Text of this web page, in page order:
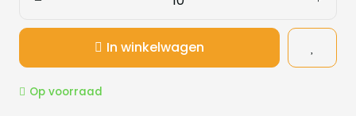
In winkelwagen
Op voorraad